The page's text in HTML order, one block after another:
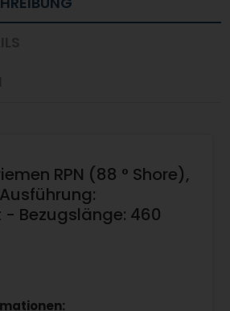
RPN (88 ° Shore),
Bezugslänge: 460